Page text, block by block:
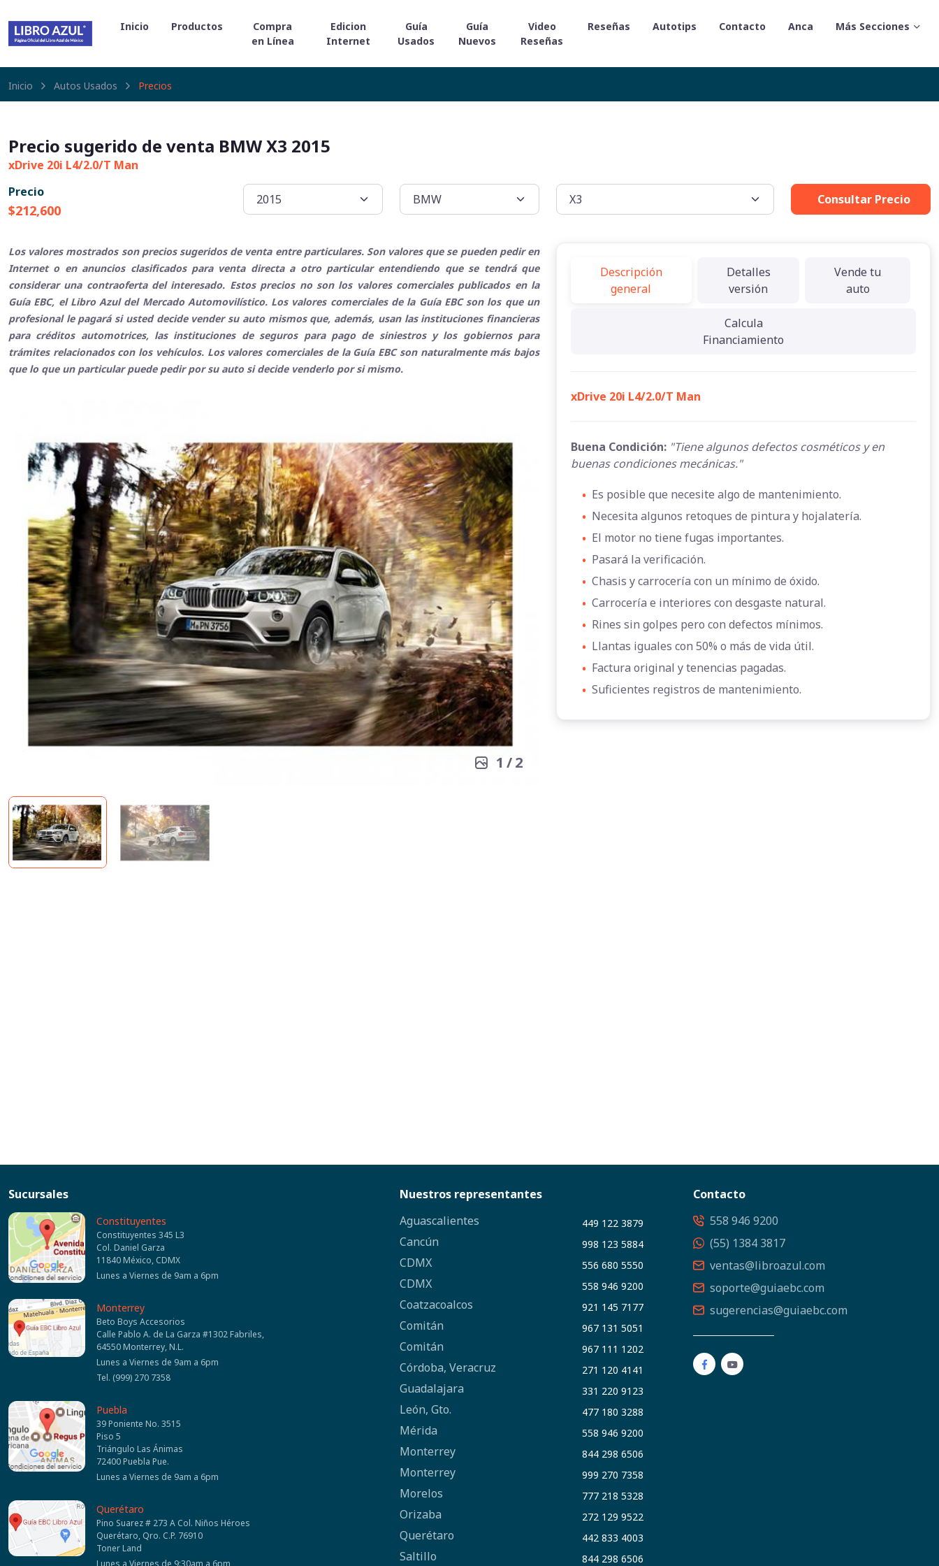
Inicio Productos
Compra
en Línea
Edicion
Internet
Guía
Usados
Guía
Nuevos
Video
Reseñas
Reseñas Autotips Contacto Anca Más Secciones
Inicio Autos Usados Precios
Precio sugerido de venta BMW X3 2015
xDrive 20i L4/2.0/T Man
Precio
$212,600
Consultar Precio
1 /2
Los valores mostrados son precios sugeridos de venta entre particulares. Son valores que se pueden pedir en
Internet o en anuncios clasificados para venta directa a otro particular entendiendo que se tendrá que
considerar una contraoferta del interesado. Estos precios no son los valores comerciales publicados en la
Guía EBC, el Libro Azul del Mercado Automovilístico. Los valores comerciales de la Guía EBC son los que un
profesional le pagará si usted decide vender su auto mismos que, además, usan las instituciones financieras
para créditos automotrices, las instituciones de seguros para pago de siniestros y los gobiernos para
trámites relacionados con los vehículos. Los valores comerciales de la Guía EBC son naturalmente más bajos
que lo que un particular puede pedir por su auto si decide venderlo por si mismo.
Descripción
general
Detalles
versión
Vende tu
auto
Calcula
Financiamiento
xDrive 20i L4/2.0/T Man
Buena Condición: "Tiene algunos defectos cosméticos y en
buenas condiciones mecánicas."
• Es posible que necesite algo de mantenimiento.
• Necesita algunos retoques de pintura y hojalatería.
• El motor no tiene fugas importantes.
• Pasará la verificación.
• Chasis y carrocería con un mínimo de óxido.
• Carrocería e interiores con desgaste natural.
• Rines sin golpes pero con defectos mínimos.
• Llantas iguales con 50% o más de vida útil.
• Factura original y tenencias pagadas.
• Suficientes registros de mantenimiento.
Sucursales
Constituyentes
Constituyentes 345 L3
Col. Daniel Garza
11840 México, CDMX
Lunes a Viernes de 9am a 6pm
Monterrey
Beto Boys Accesorios
Calle Pablo A. de La Garza #1302 Fabriles,
64550 Monterrey, N.L.
Lunes a Viernes de 9am a 6pm
Tel. (999) 270 7358
Puebla
39 Poniente No. 3515
Piso 5
Triángulo Las Ánimas
72400 Puebla Pue.
Lunes a Viernes de 9am a 6pm
Querétaro
Pino Suarez # 273 A Col. Niños Héroes
Querétaro, Qro. C.P. 76910
Toner Land
Lunes a Viernes de 9:30am a 6pm
Nuestros representantes
Aguascalientes
449 122 3879
Cancún 998 123 5884
CDMX 556 680 5550
CDMX 558 946 9200
Coatzacoalcos 921 145 7177
Comitán 967 131 5051
Comitán 967 111 1202
Córdoba, Veracruz 271 120 4141
Guadalajara 331 220 9123
León, Gto. 477 180 3288
Mérida 558 946 9200
Monterrey 844 298 6506
Monterrey 999 270 7358
Morelos 777 218 5328
Orizaba 272 129 9522
Querétaro 442 833 4003
Saltillo 844 298 6506
Contacto
558 946 9200
(55) 1384 3817
ventas@libroazul.com
soporte@guiaebc.com
sugerencias@guiaebc.com